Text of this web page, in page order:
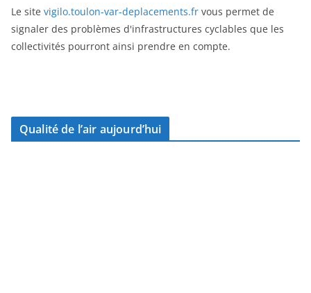
Le site vigilo.toulon-var-deplacements.fr vous permet de
signaler des problèmes d'infrastructures cyclables que les
collectivités pourront ainsi prendre en compte.
Qualité de l’air aujourd’hui